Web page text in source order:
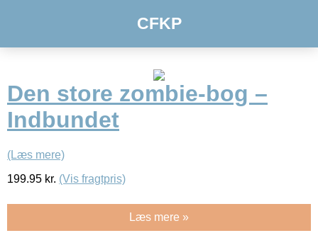
CFKP
Den store zombie-bog –
Indbundet
(Læs mere)
199.95 kr. (Vis fragtpris)
Læs mere »